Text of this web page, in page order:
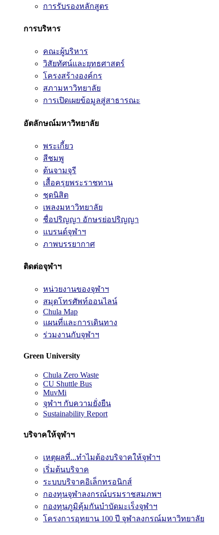
การรับรองหลักสูตร
การบริหาร
คณะผู้บริหาร
วิสัยทัศน์และยุทธศาสตร์
โครงสร้างองค์กร
สภามหาวิทยาลัย
การเปิดเผยข้อมูลสู่สาธารณะ
อัตลักษณ์มหาวิทยาลัย
พระเกี้ยว
สีชมพู
ต้นจามจุรี
เสื้อครุยพระราชทาน
ชุดนิสิต
เพลงมหาวิทยาลัย
ชื่อปริญญา อักษรย่อปริญญา
แบรนด์จุฬาฯ
ภาพบรรยากาศ
ติดต่อจุฬาฯ
หน่วยงานของจุฬาฯ
สมุดโทรศัพท์ออนไลน์
Chula Map
แผนที่และการเดินทาง
ร่วมงานกับจุฬาฯ
Green University
Chula Zero Waste
CU Shuttle Bus
MuvMi
จุฬาฯ กับความยั่งยืน
Sustainability Report
บริจาคให้จุฬาฯ
เหตุผลที่...ทำไมต้องบริจาคให้จุฬาฯ
เริ่มต้นบริจาค
ระบบบริจาคอิเล็กทรอนิกส์
กองทุนจุฬาลงกรณ์บรมราชสมภพฯ
กองทุนภูมิคุ้มกันบำบัดมะเร็งจุฬาฯ
โครงการอุทยาน 100 ปี จุฬาลงกรณ์มหาวิทยาลัย